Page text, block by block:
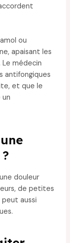
ou
apaisant les
Le médecin
antifongiques
et que le
douleur
de petites
aussi